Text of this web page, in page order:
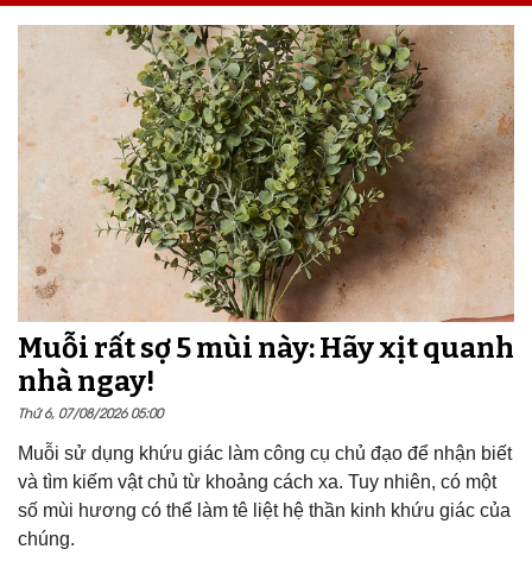
Muỗi rất sợ 5 mùi này: Hãy xịt quanh
nhà ngay!
Thứ 6, 07/08/2026 05:00
Muỗi sử dụng khứu giác làm công cụ chủ đạo để nhận biết
và tìm kiếm vật chủ từ khoảng cách xa. Tuy nhiên, có một
số mùi hương có thể làm tê liệt hệ thần kinh khứu giác của
chúng.